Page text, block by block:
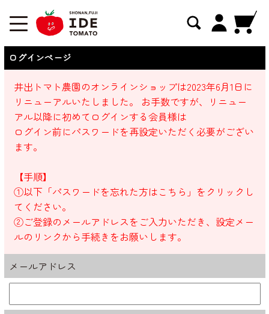
ログインページ
井出トマト農園のオンラインショップは2023年6月1日に
リニューアルいたしました。 お手数ですが、リニュー
アル以降に初めてログインする会員様は
ログイン前にパスワードを再設定いただく必要がござい
ます。
【手順】
①以下「パスワードを忘れた方はこちら」をクリックし
てください。
②ご登録のメールアドレスをご入力いただき、設定メー
ルのリンクから手続きをお願いします。
メールアドレス